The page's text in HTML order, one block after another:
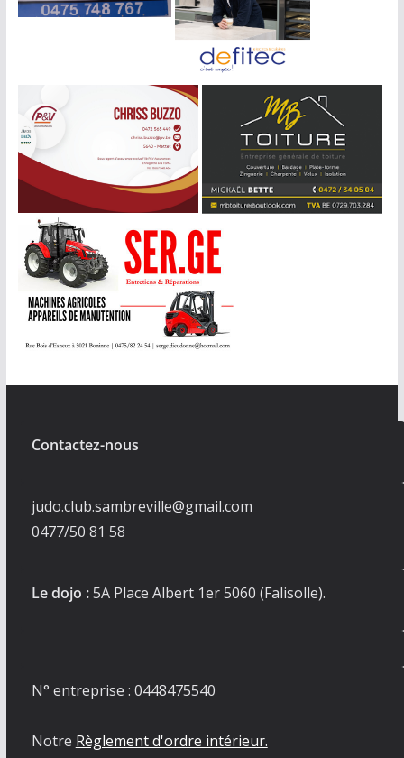
Contactez-nous
judo.club.sambreville@gmail.com
0477/50 81 58
Le dojo :5A Place Albert 1er 5060 (Falisolle).
N° entreprise : 0448475540
Notre Règlement d'ordre intérieur.